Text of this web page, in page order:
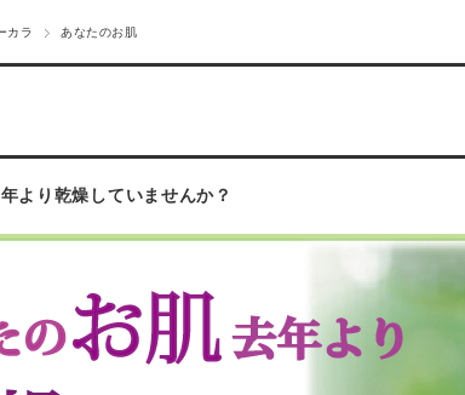
カラ あなたのお肌
より乾燥していませんか？